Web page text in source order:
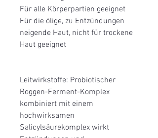
Für alle Körperpartien geeignet
Für die ölige, zu Entzündungen
neigende Haut, nicht für trockene
Haut geeignet
Leitwirkstoffe: Probiotischer
Roggen-Ferment-Komplex
kombiniert mit einem
hochwirksamen
Salicylsäurekomplex wirkt